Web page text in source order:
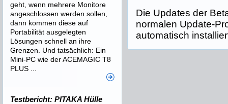
Die Updates der
normalen Update-
automatisch
geht, wenn mehrere Monitore
angeschlossen werden sollen,
dann kommen diese auf
Portabilität ausgelegten
Lösungen schnell an ihre
Grenzen. Und tatsächlich: Ein
Mini-PC wie der ACEMAGIC T8
PLUS ...
Testbericht: PITAKA Hülle